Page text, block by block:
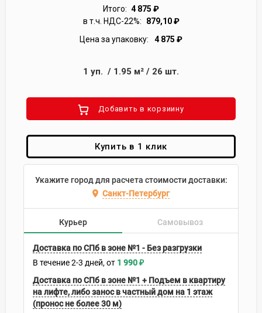
Итого: 4 875 ₽
в т.ч. НДС-22%:
879,10₽
Цена за упаковку:
4 875 ₽
1 уп. / 1.95 м² / 26 шт.
Добавить в корзиину
Купить в 1 клик
Укажите город для расчета стоимости доставки:
Санкт-Петербург
Курьер Самовывоз
Доставка по СПб в зоне №1 - Без разгрузки
В течение2-3 дней 1 990₽
Доставка по СПб в зоне №1 + Подъем в квартиру
на лифте, либо занос в частный дом на 1 этаж
(пронос не более 30 м)